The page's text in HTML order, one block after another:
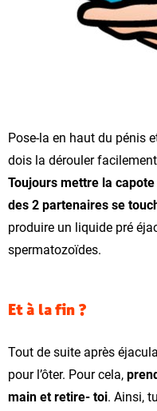
Pose-la en haut du pénis
dois la dérouler
Toujours mettre la
des 2 partenaires se
produire un liquide pré
spermatozoïdes.
Et à la fin ?
Tout de suite après
pour l’ôter. Pour cela,
main et retire- toi. Ainsi,